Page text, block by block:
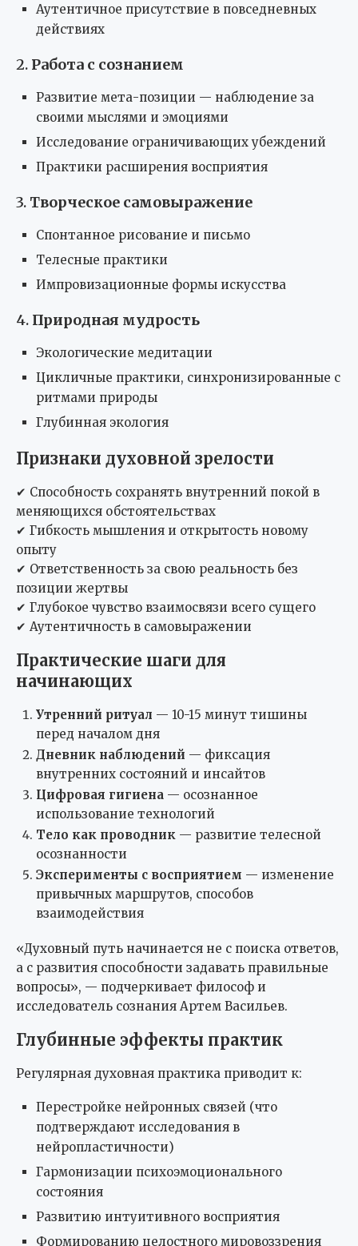
Аутентичное присутствие в повседневных
действиях
2. Работа с сознанием
Развитие мета-позиции — наблюдение за
своими мыслями и эмоциями
Исследование ограничивающих убеждений
Практики расширения восприятия
3. Творческое самовыражение
Спонтанное рисование и письмо
Телесные практики
Импровизационные формы искусства
4. Природная мудрость
Экологические медитации
Цикличные практики, синхронизированные с
ритмами природы
Глубинная экология
Признаки духовной зрелости
✔ Способность сохранять внутренний покой в
меняющихся обстоятельствах
✔ Гибкость мышления и открытость новому
опыту
✔ Ответственность за свою реальность без
позиции жертвы
✔ Глубокое чувство взаимосвязи всего сущего
✔ Аутентичность в самовыражении
Практические шаги для
начинающих
Утренний ритуал — 10-15 минут тишины
перед началом дня
Дневник наблюдений — фиксация
внутренних состояний и инсайтов
Цифровая гигиена — осознанное
использование технологий
Тело как проводник — развитие телесной
осознанности
Эксперименты с восприятием — изменение
привычных маршрутов, способов
взаимодействия
«Духовный путь начинается не с поиска ответов,
а с развития способности задавать правильные
вопросы», — подчеркивает философ и
исследователь сознания Артем Васильев.
Глубинные эффекты практик
Регулярная духовная практика приводит к:
Перестройке нейронных связей (что
подтверждают исследования в
нейропластичности)
Гармонизации психоэмоционального
состояния
Развитию интуитивного восприятия
Формированию целостного мировоззрения